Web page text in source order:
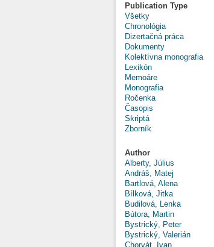
Publication Type
Všetky
Chronológia
Dizertačná práca
Dokumenty
Kolektívna monografia
Lexikón
Memoáre
Monografia
Ročenka
Časopis
Skriptá
Zborník
Author
Alberty, Július
Andráš, Matej
Bartlová, Alena
Bílková, Jitka
Budilová, Lenka
Bútora, Martin
Bystrický, Peter
Bystrický, Valerián
Chorvát, Ivan